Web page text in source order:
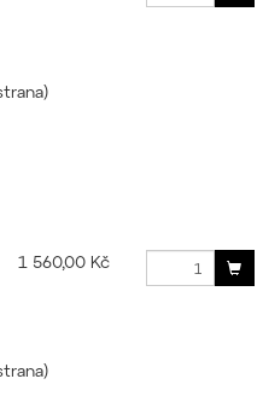
1 560,00 Kč